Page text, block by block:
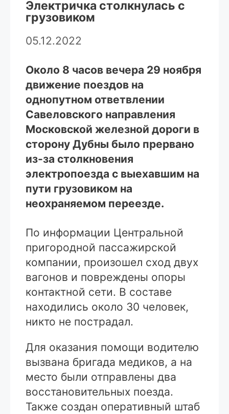
Электричка столкнулась с
грузовиком
05.12.2022
Около 8 часов вечера 29 ноября
движение поездов на
однопутном ответвлении
Савеловского направления
Московской железной дороги в
сторону Дубны было прервано
из-за столкновения
электропоезда с выехавшим на
пути грузовиком на
неохраняемом переезде.
По информации Центральной
пригородной пассажирской
компании, произошел сход двух
вагонов и повреждены опоры
контактной сети. В составе
находились около 30 человек,
никто не пострадал.
Для оказания помощи водителю
вызвана бригада медиков, а на
место были отправлены два
восстановительных поезда.
Также создан оперативный штаб